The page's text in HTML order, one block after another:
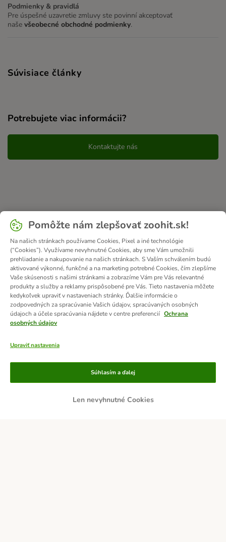
Podmienky & pravidlá
Pre úspešné uzavretie zmluvy ste povinní akceptovať
naše všeobecné obchodné podmienky.
Súvisiace články
Potrebujete viac informácii?
Kontaktujte nás
Platobné metódy
DOBIERKA PLATBA VOPRED
Pomôžte nám zlepšovať zoohit.sk!
Na našich stránkach používame Cookies, Pixel a iné technológie
(“Cookies”). Využívame nevyhnutné Cookies, aby sme Vám umožnili
prehliadanie a nakupovanie na našich stránkach. S Vaším schválením budú
aktivované výkonné, funkčné a na marketing potrebné Cookies, čím zlepšíme
Vaše skúsenosti s našimi stránkami a zobrazíme Vám pre Vás relevantné
produkty a služby a reklamy prispôsobené pre Vás. Tieto nastavenia môžete
kedykoľvek upraviť v nastaveniach stránky. Ďalšie informácie o
zodpovedných za spracúvanie Vašich údajov, spracúvaných osobných
údajoch a účele spracúvania nájdete v centre preferencií Ochrana
osobných údajov
Upraviť nastavenia
Len nevyhnutné Cookies
Súhlasím a ďalej